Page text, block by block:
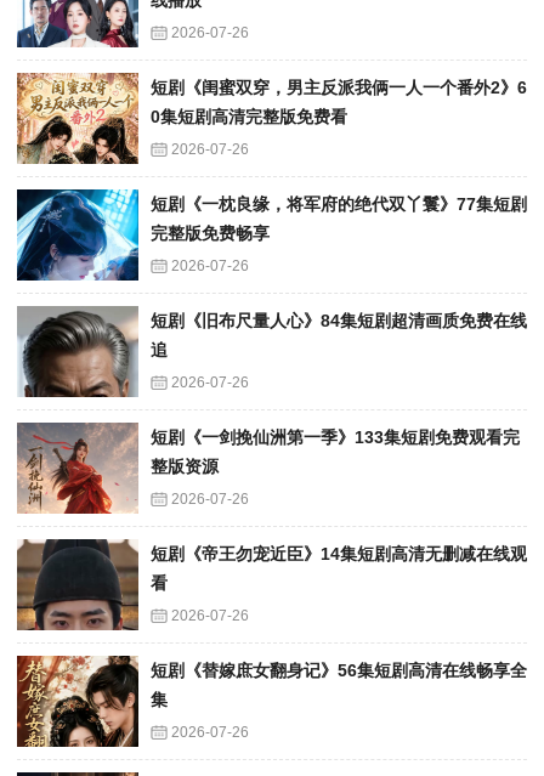
2026-07-26
短剧《闺蜜双穿，男主反派我俩一人一个番外2》6
0集短剧高清完整版免费看
2026-07-26
短剧《一枕良缘，将军府的绝代双丫鬟》77集短剧
完整版免费畅享
2026-07-26
短剧《旧布尺量人心》84集短剧超清画质免费在线
追
2026-07-26
短剧《一剑挽仙洲第一季》133集短剧免费观看完
整版资源
2026-07-26
短剧《帝王勿宠近臣》14集短剧高清无删减在线观
看
2026-07-26
短剧《替嫁庶女翻身记》56集短剧高清在线畅享全
集
2026-07-26